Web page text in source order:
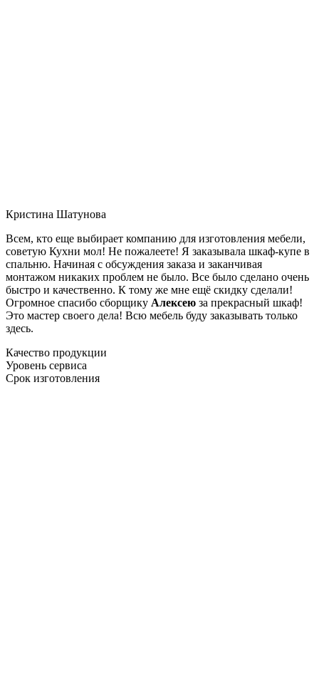
Кристина Шатунова
Всем, кто еще выбирает компанию для изготовления мебели,
советую Кухни мол! Не пожалеете! Я заказывала шкаф-купе в
спальню. Начиная с обсуждения заказа и заканчивая
монтажом никаких проблем не было. Все было сделано очень
быстро и качественно. К тому же мне ещё скидку сделали!
Огромное спасибо сборщику Алексею за прекрасный шкаф!
Это мастер своего дела! Всю мебель буду заказывать только
здесь.
Качество продукции
Уровень сервиса
Срок изготовления